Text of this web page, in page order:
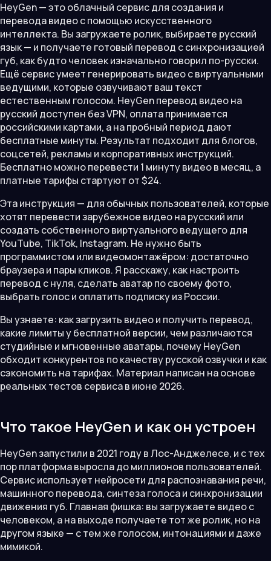
HeyGen — это облачный сервис для создания и
перевода видео с помощью искусственного
интеллекта. Вы загружаете ролик, выбираете русский
язык — и получаете готовый перевод с синхронизацией
губ, как будто человек изначально говорил по-русски.
Ещё сервис умеет генерировать видео с виртуальными
ведущими, которые озвучивают ваш текст
естественным голосом. HeyGen перевод видео на
русский доступен без VPN, оплата принимается
российскими картами, а на пробный период дают
бесплатные минуты. Результат подходит для блогов,
соцсетей, рекламы и корпоративных инструкций.
Бесплатно можно перевести 1 минуту видео в месяц, а
платные тарифы стартуют от $24.
Эта инструкция — для обычных пользователей, которые
хотят перевести зарубежное видео на русский или
создать собственного виртуального ведущего для
YouTube, TikTok, Instagram. Не нужно быть
программистом или видеомонтажёром: достаточно
браузера и пары кликов. Я расскажу, как настроить
перевод с нуля, сделать аватар по своему фото,
выбрать голос и оплатить подписку из России.
Вы узнаете: как загрузить видео и получить перевод,
какие лимиты у бесплатной версии, чем различаются
студийные и мгновенные аватары, почему HeyGen
обходит конкурентов по качеству русской озвучки и как
сэкономить на тарифах. Материал написан на основе
реальных тестов сервиса в июне 2026.
Что такое HeyGen и как он устроен
HeyGen запустили в 2021 году в Лос-Анджелесе, и с тех
пор платформа выросла до миллионов пользователей.
Сервис использует нейросети для распознавания речи,
машинного перевода, синтеза голоса и синхронизации
движения губ. Главная фишка: вы загружаете видео с
человеком, а на выходе получаете тот же ролик, но на
другом языке — с тем же голосом, интонациями и даже
мимикой.